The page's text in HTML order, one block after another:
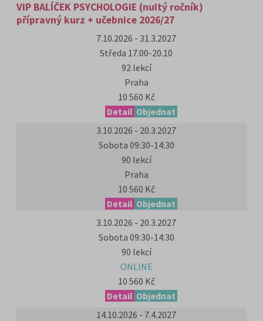
VIP BALÍČEK PSYCHOLOGIE (nultý ročník)
přípravný kurz + učebnice 2026/27
7.10.2026 - 31.3.2027
Středa 17.00-20.10
92 lekcí
Praha
10 560 Kč
Detail Objednat
3.10.2026 - 20.3.2027
Sobota 09:30-14:30
90 lekcí
Praha
10 560 Kč
Detail Objednat
3.10.2026 - 20.3.2027
Sobota 09:30-14:30
90 lekcí
ONLINE
10 560 Kč
Detail Objednat
14.10.2026 - 7.4.2027